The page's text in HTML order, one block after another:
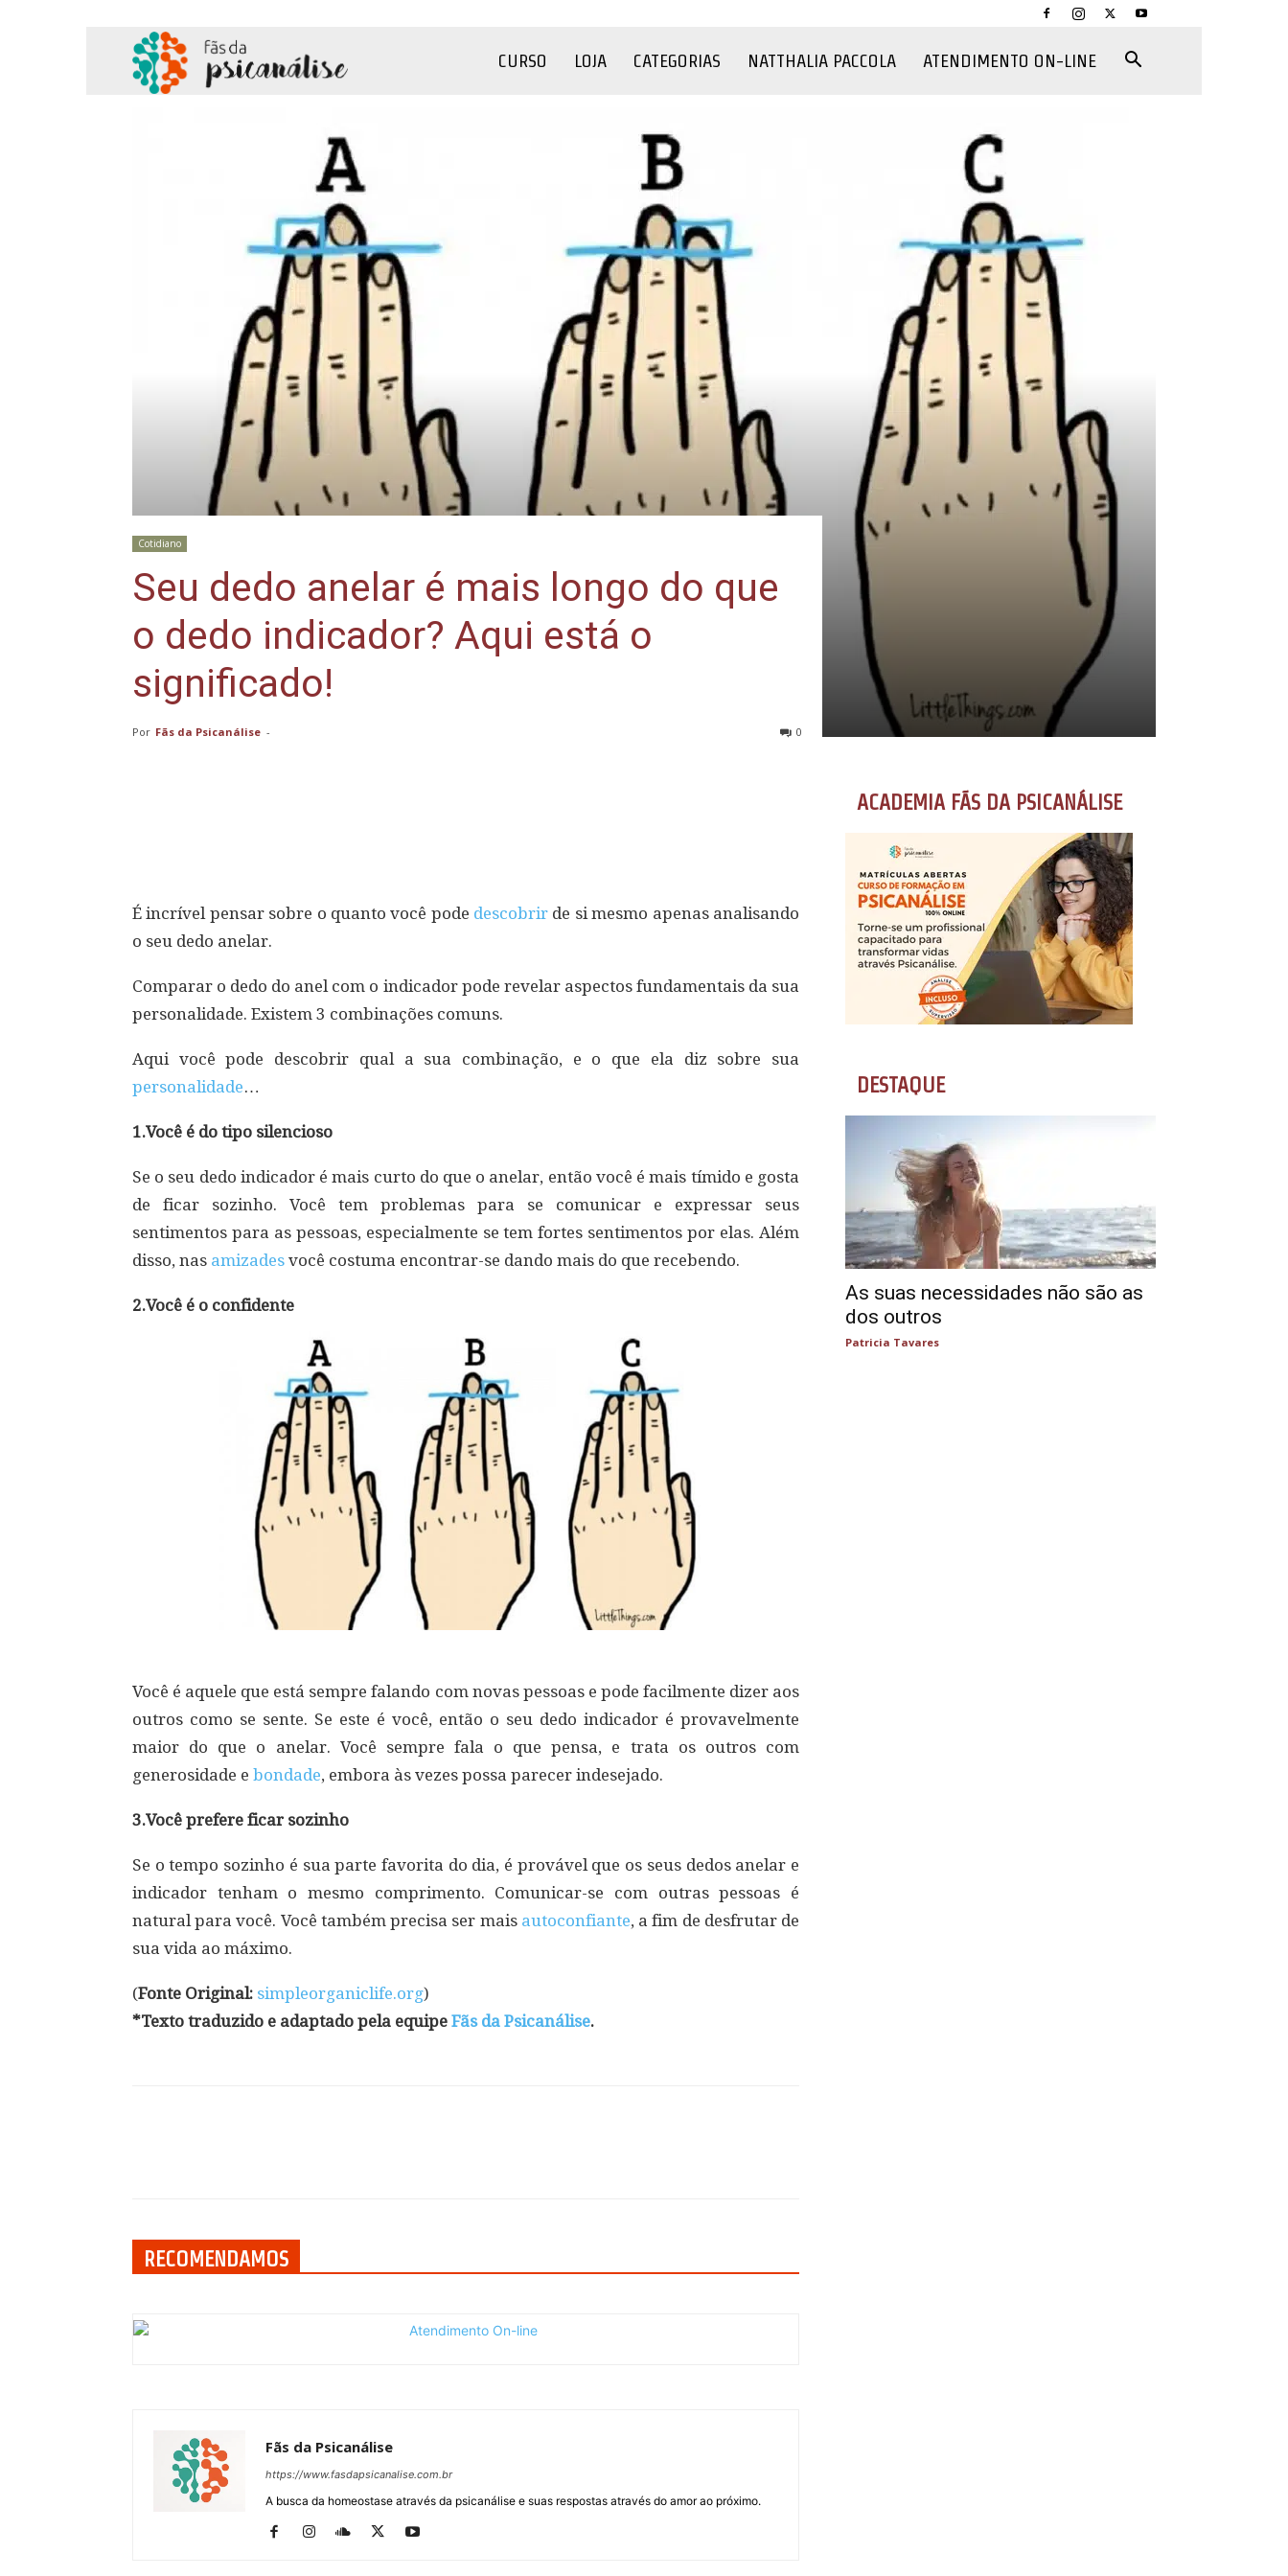
Psicanálise
CURSO LOJA CATEGORIAS NATTHALIA PACCOLA ATENDIMENTO ON-LINE
Cotidiano
Seu dedo anelar é mais longo do que
o dedo indicador? Aqui está o
significado!
Por Fãs da Psicanálise - 0
É incrível pensar sobre o quanto você pode descobrir de si mesmo apenas analisando
o seu dedo anelar.
Comparar o dedo do anel com o indicador pode revelar aspectos fundamentais da sua
personalidade. Existem 3 combinações comuns.
Aqui você pode descobrir qual a sua combinação, e o que ela diz sobre sua
personalidade…
1.Você é do tipo silencioso
Se o seu dedo indicador é mais curto do que o anelar, então você é mais tímido e gosta
de ficar sozinho. Você tem problemas para se comunicar e expressar seus
sentimentos para as pessoas, especialmente se tem fortes sentimentos por elas. Além
disso, nas amizades você costuma encontrar-se dando mais do que recebendo.
2.Você é o confidente
Você é aquele que está sempre falando com novas pessoas e pode facilmente dizer aos
outros como se sente. Se este é você, então o seu dedo indicador é provavelmente
maior do que o anelar. Você sempre fala o que pensa, e trata os outros com
generosidade e bondade, embora às vezes possa parecer indesejado.
3.Você prefere ficar sozinho
Se o tempo sozinho é sua parte favorita do dia, é provável que os seus dedos anelar e
indicador tenham o mesmo comprimento. Comunicar-se com outras pessoas é
natural para você. Você também precisa ser mais autoconfiante, a fim de desfrutar de
sua vida ao máximo.
(Fonte Original: simpleorganiclife.org)
*Texto traduzido e adaptado pela equipe Fãs da Psicanálise.
RECOMENDAMOS
Fãs da Psicanálise
https://www.fasdapsicanalise.com.br
A busca da homeostase através da psicanálise e suas respostas através do amor ao próximo.
ACADEMIA FÃS DA PSICANÁLISE
DESTAQUE
As suas necessidades não são as
dos outros
Patricia Tavares